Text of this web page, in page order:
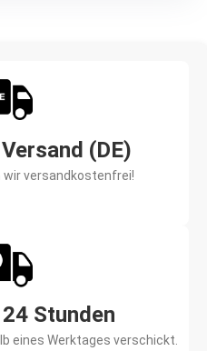
(DE)
wir versandkostenfrei!
Stunden
eines Werktages verschickt.